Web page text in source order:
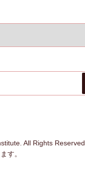
All Rights Reserved.
す。